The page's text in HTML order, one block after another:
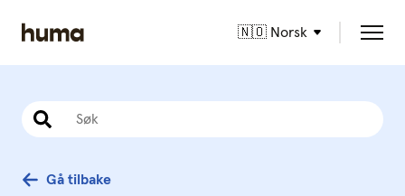
🇳🇴 Norsk
Gå tilbake